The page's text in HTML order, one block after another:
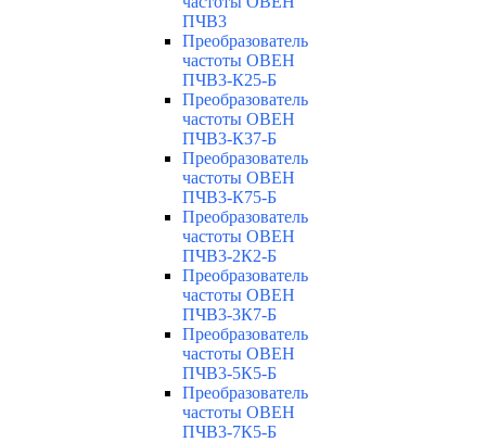
ПЧВ3
Преобразователь
частоты ОВЕН
ПЧВ3-К25-Б
Преобразователь
частоты ОВЕН
ПЧВ3-К37-Б
Преобразователь
частоты ОВЕН
ПЧВ3-К75-Б
Преобразователь
частоты ОВЕН
ПЧВ3-2К2-Б
Преобразователь
частоты ОВЕН
ПЧВ3-3К7-Б
Преобразователь
частоты ОВЕН
ПЧВ3-5К5-Б
Преобразователь
частоты ОВЕН
ПЧВ3-7К5-Б